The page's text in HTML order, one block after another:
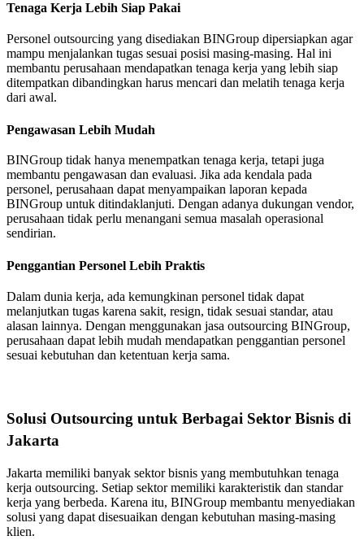
Tenaga Kerja Lebih Siap Pakai
Personel outsourcing yang disediakan BINGroup dipersiapkan agar
mampu menjalankan tugas sesuai posisi masing-masing. Hal ini
membantu perusahaan mendapatkan tenaga kerja yang lebih siap
ditempatkan dibandingkan harus mencari dan melatih tenaga kerja
dari awal.
Pengawasan Lebih Mudah
BINGroup tidak hanya menempatkan tenaga kerja, tetapi juga
membantu pengawasan dan evaluasi. Jika ada kendala pada
personel, perusahaan dapat menyampaikan laporan kepada
BINGroup untuk ditindaklanjuti. Dengan adanya dukungan vendor,
perusahaan tidak perlu menangani semua masalah operasional
sendirian.
Penggantian Personel Lebih Praktis
Dalam dunia kerja, ada kemungkinan personel tidak dapat
melanjutkan tugas karena sakit, resign, tidak sesuai standar, atau
alasan lainnya. Dengan menggunakan jasa outsourcing BINGroup,
perusahaan dapat lebih mudah mendapatkan penggantian personel
sesuai kebutuhan dan ketentuan kerja sama.
Solusi Outsourcing untuk Berbagai Sektor Bisnis di
Jakarta
Jakarta memiliki banyak sektor bisnis yang membutuhkan tenaga
kerja outsourcing. Setiap sektor memiliki karakteristik dan standar
kerja yang berbeda. Karena itu, BINGroup membantu menyediakan
solusi yang dapat disesuaikan dengan kebutuhan masing-masing
klien.